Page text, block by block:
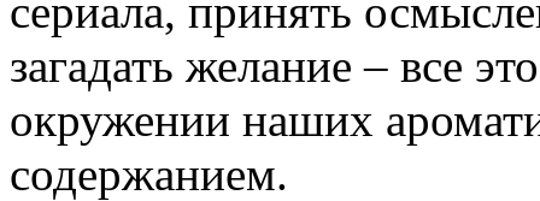
сериала, принять
загадать желание – все
окружении наших
содержанием.